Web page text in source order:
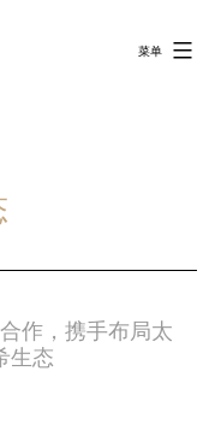
菜单
作，携手布局太
生态